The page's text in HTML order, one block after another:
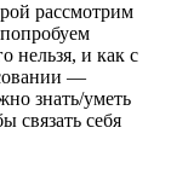
рассмотрим
нельзя, и как с
—
знать/уметь
связать себя